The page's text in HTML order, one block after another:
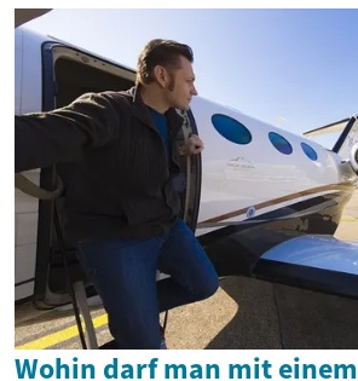
Wohin darf man mit einem